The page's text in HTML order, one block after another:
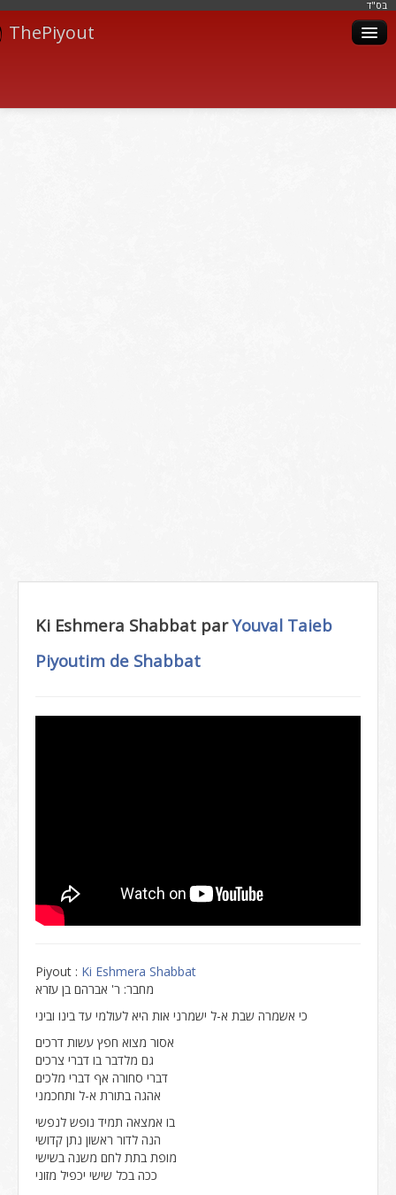
בּס"ד
ThePiyout
Ki Eshmera Shabbat parYouval Taieb
Piyoutim de Shabbat
Piyout : Ki Eshmera Shabbat
מחבר: ר' אברהם בן עזרא
כי אשמרה שבת א-ל ישמרני אות היא לעולמי עד בינו וביני
אסור מצוא חפץ עשות דרכים
גם מלדבר בו דברי צרכים
דברי סחורה אף דברי מלכים
אהגה בתורת א-ל ותחכמני
בו אמצאה תמיד נופש לנפשי
הנה לדור ראשון נתן קדושי
מופת בתת לחם משנה בשישי
ככה בכל שישי יכפיל מזוני